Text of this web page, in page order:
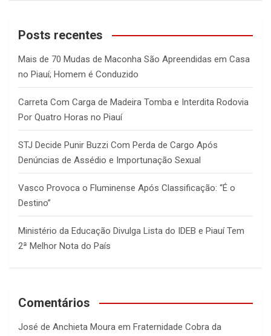
a
c
Posts recentes
Mais de 70 Mudas de Maconha São Apreendidas em Casa
no Piauí; Homem é Conduzido
Carreta Com Carga de Madeira Tomba e Interdita Rodovia
Por Quatro Horas no Piauí
STJ Decide Punir Buzzi Com Perda de Cargo Após
Denúncias de Assédio e Importunação Sexual
Vasco Provoca o Fluminense Após Classificação: “É o
Destino”
Ministério da Educação Divulga Lista do IDEB e Piauí Tem
2ª Melhor Nota do País
Comentários
José de Anchieta Moura em Fraternidade Cobra da